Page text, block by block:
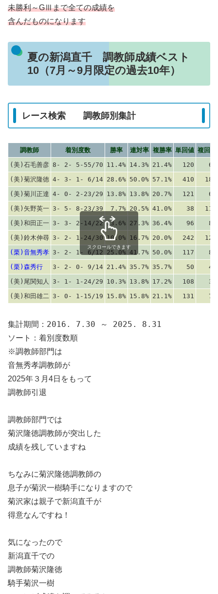
未勝利～GⅢまで全ての成績を
含んだものになります
夏の新潟直千 調教師成績ベスト
10（7月～9月限定の過去10年）
レース検索 調教師別集計
調教師 着別度数 勝率 連対率 複勝率 単回値 複回値
(美)石毛善彦 8- 2- 5-55/70 11.4% 14.3% 21.4% 120
67
(美)菊沢隆徳 4- 3- 1- 6/14 28.6% 50.0% 57.1% 410
181
(美)菊川正達 4- 0- 2-23/29 13.8% 13.8% 20.7% 121
61
(美)矢野英一 3- 5- 8-23/39 7.7% 20.5% 41.0% 38
110
(美)和田正一 3- 3- 2-14/22 13.6% 27.3% 36.4% 96
85
(美)鈴木伸尋 3- 2- 1-24/30 10.0% 16.7% 20.0% 242
125
(栗)音無秀孝 3- 2- 1- 6/12 25.0% 41.7% 50.0% 117
88
(栗)森秀行
3- 2- 0- 9/14 21.4% 35.7% 35.7% 50
47
(美)尾関知人
3- 1- 1-24/29 10.3% 13.8% 17.2% 108
35
(美)和田雄二 3- 0- 1-15/19 15.8% 15.8% 21.1% 131 77
スクロールできます
集計期間：2016. 7.30 ～ 2025. 8.31
ソート：着別度数順
※調教師部門は
音無秀孝調教師が
2025年３月4日をもって
調教師引退
調教師部門では
菊沢隆徳調教師が突出した
成績を残していますね
ちなみに菊沢隆徳調教師の
息子が菊沢一樹騎手になりますので
菊沢家は親子で新潟直千が
得意なんですね！
気になったので
新潟直千での
調教師菊沢隆徳
騎手菊沢一樹